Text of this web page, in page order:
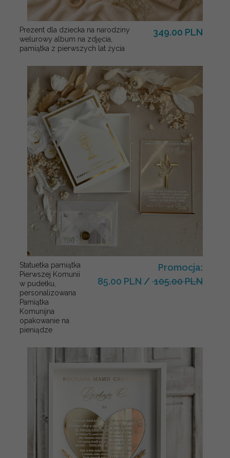
Prezent dla dziecka na narodziny
welurowy album na zdjęcia,
pamiątka z pierwszych lat życia
349.00 PLN
Statuetka pamiątka
Pierwszej Komunii
w pudełku,
personalizowana
Pamiątka
Komunijna
opakowanie na
pieniądze
Promocja:
85.00 PLN / 105.00 PLN